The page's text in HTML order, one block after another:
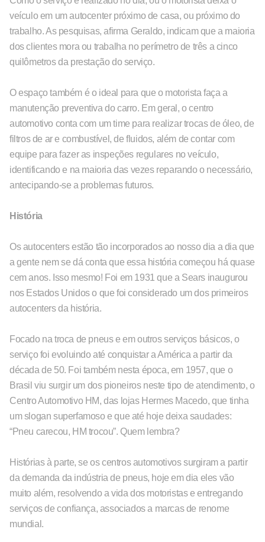
veículo em um autocenter próximo de casa, ou próximo do
trabalho. As pesquisas, afirma Geraldo, indicam que a maioria
dos clientes mora ou trabalha no perímetro de três a cinco
quilômetros da prestação do serviço.
O espaço também é o ideal para que o motorista faça a
manutenção preventiva do carro. Em geral, o centro
automotivo conta com um time para realizar trocas de óleo, de
filtros de ar e combustível, de fluidos, além de contar com
equipe para fazer as inspeções regulares no veículo,
identificando e na maioria das vezes reparando o necessário,
antecipando-se a problemas futuros.
História
Os autocenters estão tão incorporados ao nosso dia a dia que
a gente nem se dá conta que essa história começou há quase
cem anos. Isso mesmo! Foi em 1931 que a Sears inaugurou
nos Estados Unidos o que foi considerado um dos primeiros
autocenters da história.
Focado na troca de pneus e em outros serviços básicos, o
serviço foi evoluindo até conquistar a América a partir da
década de 50. Foi também nesta época, em 1957, que o
Brasil viu surgir um dos pioneiros neste tipo de atendimento, o
Centro Automotivo HM, das lojas Hermes Macedo, que tinha
um slogan superfamoso e que até hoje deixa saudades:
“Pneu carecou, HM trocou”. Quem lembra?
Histórias à parte, se os centros automotivos surgiram a partir
da demanda da indústria de pneus, hoje em dia eles vão
muito além, resolvendo a vida dos motoristas e entregando
serviços de confiança, associados a marcas de renome
mundial.